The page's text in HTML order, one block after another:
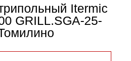
Itermic
GRILL.SGA-25-